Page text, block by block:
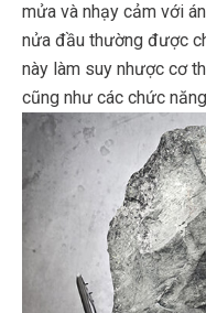
mửa và nhạy cảm với
nửa đầu thường được
này làm suy nhược cơ
cũng như các chức